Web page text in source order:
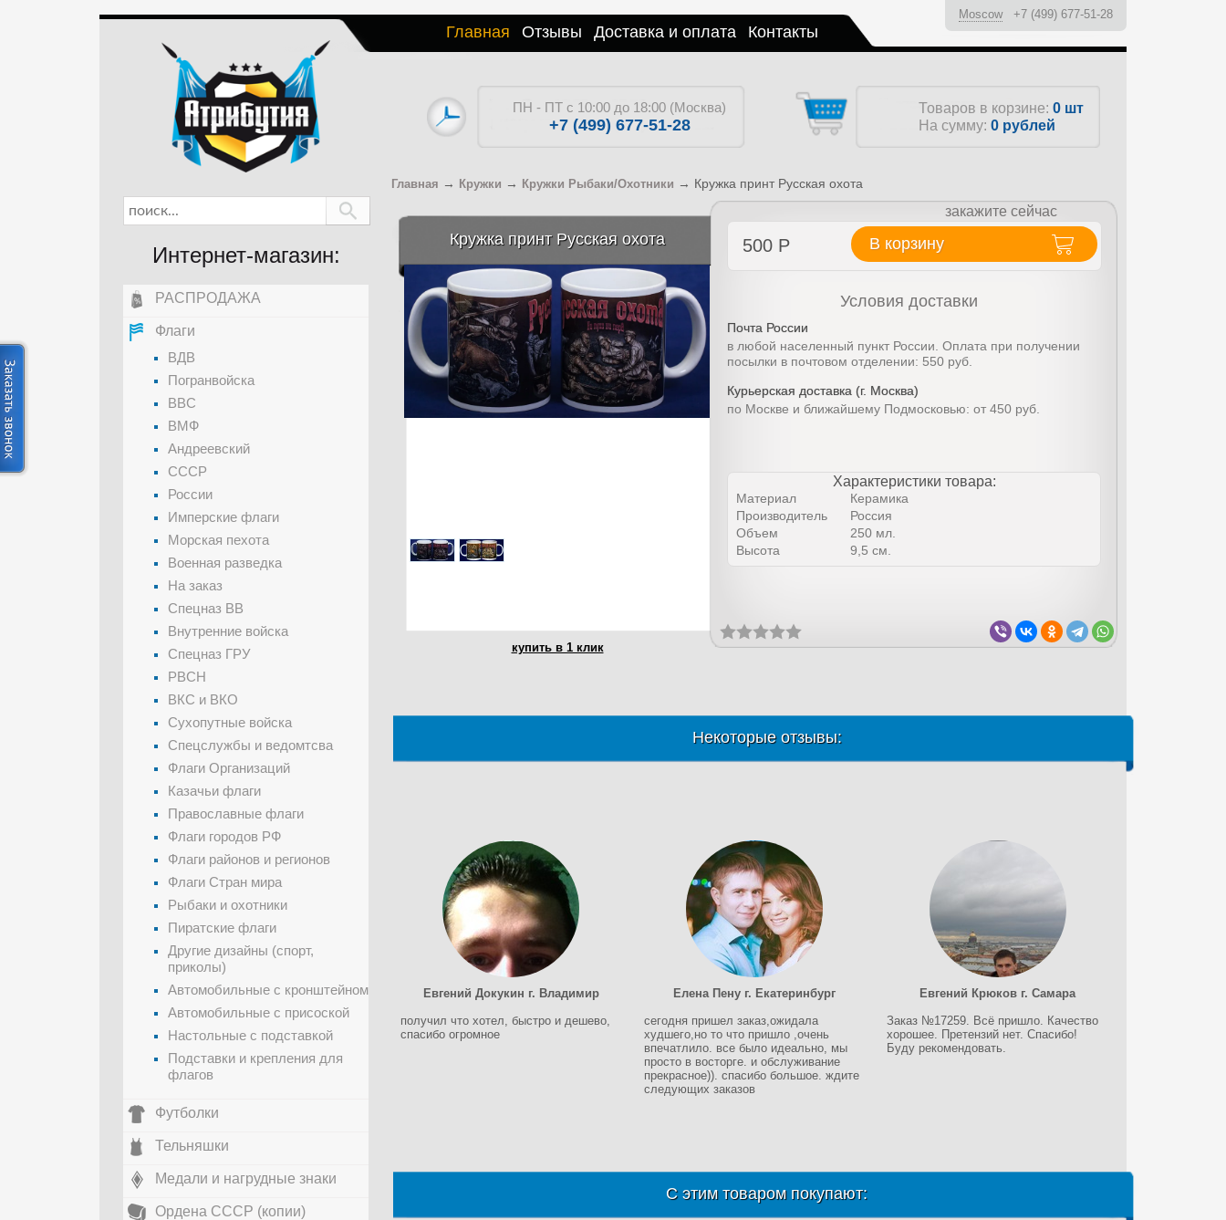
Главная Отзывы Доставка и оплата Контакты
Moscow +7 (499) 677-51-28
ПН - ПТ с 10:00 до 18:00 (Москва)
+7 (499) 677-51-28
Товаров в корзине: 0 шт
На сумму: 0 рублей
Главная → Кружки → Кружки Рыбаки/Охотники → Кружка принт Русская охота
Кружка принт Русская охота
закажите сейчас
500 Р В корзину
купить в 1 клик
Условия доставки
Почта России
в любой населенный пункт России. Оплата при получении
посылки в почтовом отделении: 550 руб.
Курьерская доставка (г. Москва)
по Москве и ближайшему Подмосковью: от 450 руб.
Характеристики товара:
Материал
Керамика
Производитель
Россия
Объем
250 мл.
Высота
9,5 см.
Некоторые отзывы:
Евгений Докукин г. Владимир
получил что хотел, быстро и дешево,
спасибо огромное
Елена Пену г. Екатеринбург
сегодня пришел заказ,ожидала
худшего,но то что пришло ,очень
впечатлило. все было идеально, мы
просто в восторге. и обслуживание
прекрасное)). спасибо большое. ждите
следующих заказов
Евгений Крюков г. Самара
Заказ №17259. Всё пришло. Качество
хорошее. Претензий нет. Спасибо!
Буду рекомендовать.
С этим товаром покупают:
Интернет-магазин:
РАСПРОДАЖА
Флаги
ВДВ
Погранвойска
ВВС
ВМФ
Андреевский
СССР
России
Имперские флаги
Морская пехота
Военная разведка
На заказ
Спецназ ВВ
Внутренние войска
Спецназ ГРУ
РВСН
ВКС и ВКО
Сухопутные войска
Спецслужбы и ведомтсва
Флаги Организаций
Казачьи флаги
Православные флаги
Флаги городов РФ
Флаги районов и регионов
Флаги Стран мира
Рыбаки и охотники
Пиратские флаги
Другие дизайны (спорт,
приколы)
Автомобильные с кронштейном
Автомобильные с присоской
Настольные с подставкой
Подставки и крепления для
флагов
Футболки
Тельняшки
Медали и нагрудные знаки
Ордена СССР (копии)